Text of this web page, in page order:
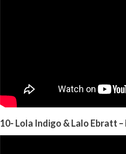
10- Lola Indigo & Lalo Ebratt